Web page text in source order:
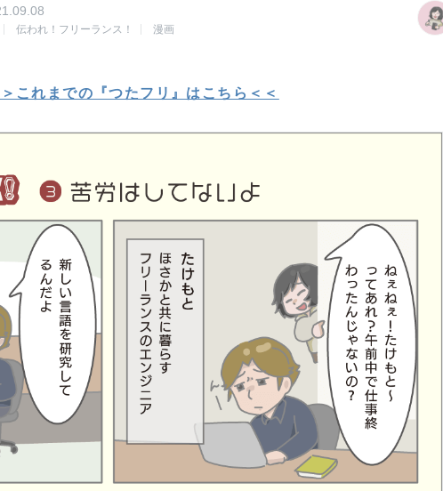
伝われ！フリーランス！ 漫画
＞これまでの『つたフリ』はこちら＜＜